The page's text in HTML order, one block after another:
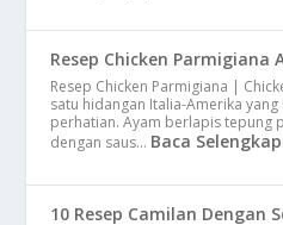
Resep Chicken Parmigiana
Resep Chicken Parmigiana |
satu hidangan Italia-Amerika
perhatian. Ayam berlapis tepung
dengan saus… Baca
10 Resep Camilan Dengan